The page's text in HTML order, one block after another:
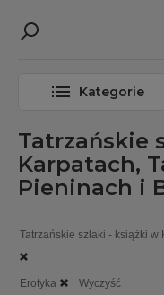
Kategorie
Tatrzańskie
Karpatach,
Pieninach i
Tatrzańskie szlaki - książki w
Erotyka Wyczyść